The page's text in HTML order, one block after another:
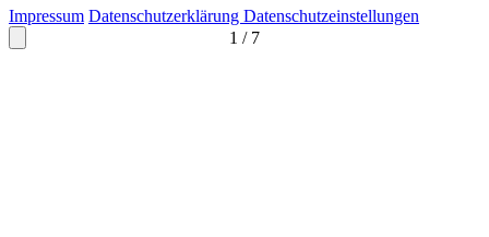
1 / 7
Impressum Datenschutzerklärung Datenschutzeinstellungen